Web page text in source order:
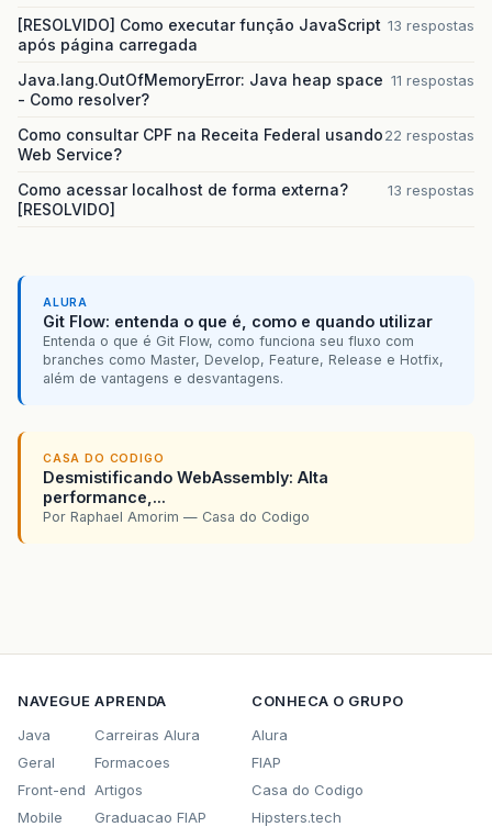
[RESOLVIDO] Como executar função JavaScript
após página carregada
13 respostas
Java.lang.OutOfMemoryError: Java heap space
- Como resolver?
11 respostas
Como consultar CPF na Receita Federal usando
Web Service?
22 respostas
Como acessar localhost de forma externa?
[RESOLVIDO]
13 respostas
ALURA
Git Flow: entenda o que é, como e quando utilizar
Entenda o que é Git Flow, como funciona seu fluxo com
branches como Master, Develop, Feature, Release e Hotfix,
além de vantagens e desvantagens.
CASA DO CODIGO
Desmistificando WebAssembly: Alta
performance,...
Por Raphael Amorim — Casa do Codigo
NAVEGUE
Java
Geral
Front-end
Mobile
APRENDA
Carreiras Alura
Formacoes
Artigos
Graduacao FIAP
CONHECA O GRUPO
Alura
FIAP
Casa do Codigo
Hipsters.tech